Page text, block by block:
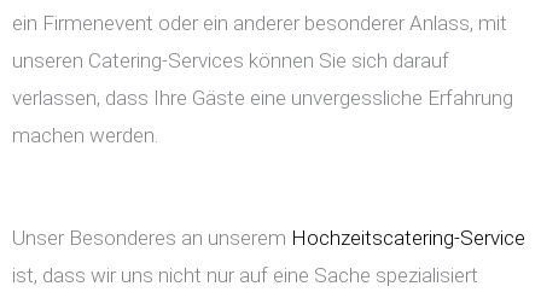
ein Firmenevent oder ein anderer besonderer Anlass, mit
unseren Catering-Services können Sie sich darauf
verlassen, dass Ihre Gäste eine unvergessliche Erfahrung
machen werden.
Unser Besonderes an unserem Hochzeitscatering-Service
ist, dass wir uns nicht nur auf eine Sache spezialisiert